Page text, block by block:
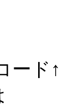
ード↑